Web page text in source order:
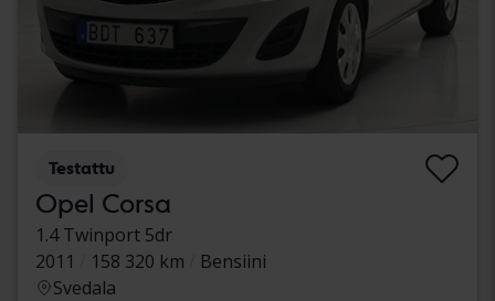
Testattu
Opel Corsa
1.4 Twinport 5dr
2011
158 320 km
Bensiini
Svedala